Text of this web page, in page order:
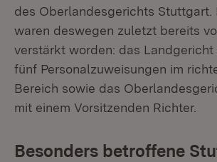
des Oberlandesgerichts Stuttgart.
waren deswegen zuletzt bereits
verstärkt worden: das
fünf Personalzuweisungen im
Bereich sowie das
mit einem Vorsitzenden Richter.
Besonders betroffene